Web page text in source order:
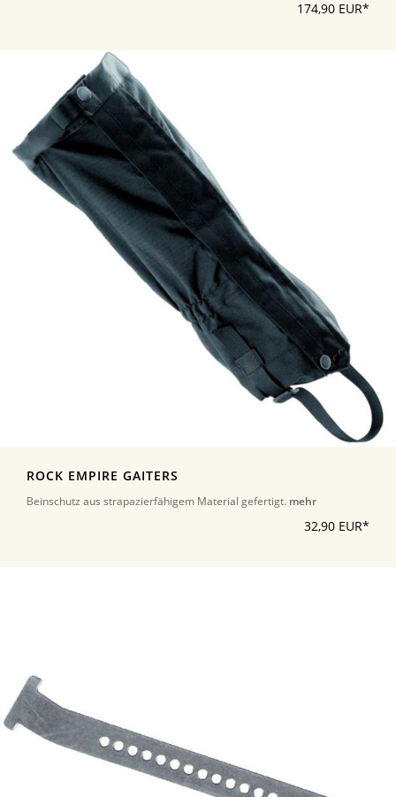
174,90 EUR*
ROCK EMPIRE GAITERS
Beinschutz aus strapazierfähigem Material gefertigt. mehr
32,90 EUR*